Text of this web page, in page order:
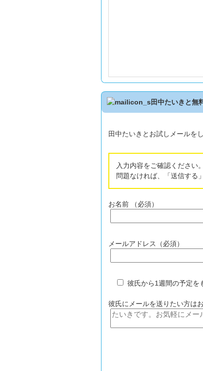
田中たいきと無
田中たいきとお試しメールを
入力内容をご確認ください。
問題なければ、「送信する
お名前 （必須）
メールアドレス（必須）
彼氏から1週間の予定を
彼氏にメールを送りたい方は